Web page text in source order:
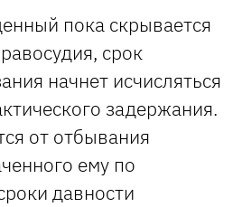
пока скрывается
срок
начнет исчисляться
задержания.
от отбывания
ему по
давности